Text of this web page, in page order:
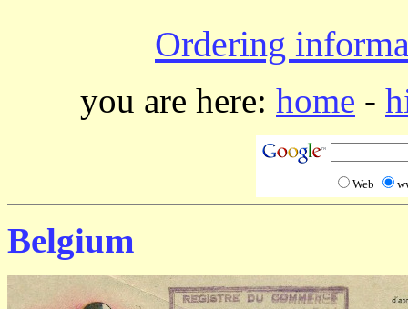
Ordering
you are here: home -
Web
Belgium